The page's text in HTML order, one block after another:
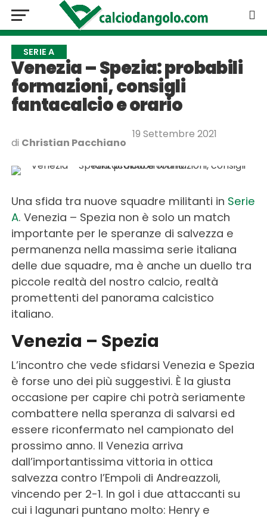
SERIE A
Venezia – Spezia: probabili
formazioni, consigli
fantacalcio e orario
di Christian Pacchiano
19 Settembre 2021
Una sfida tra nuove squadre militanti in Serie
A. Venezia – Spezia non è solo un match
importante per le speranze di salvezza e
permanenza nella massima serie italiana
delle due squadre, ma è anche un duello tra
piccole realtà del nostro calcio, realtà
promettenti del panorama calcistico
italiano.
Venezia – Spezia
L’incontro che vede sfidarsi Venezia e Spezia
è forse uno dei più suggestivi. È la giusta
occasione per capire chi potrà seriamente
combattere nella speranza di salvarsi ed
essere riconfermato nel campionato del
prossimo anno. Il Venezia arriva
dall’importantissima vittoria in ottica
salvezza contro l’Empoli di Andreazzoli,
vincendo per 2-1. In gol i due attaccanti su
cui i lagunari puntano molto: Henry e